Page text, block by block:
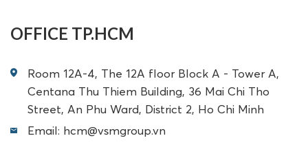
OFFICE TP.HCM
Room 12A-4, The 12A floor Block A - Tower A,
Centana Thu Thiem Building, 36 Mai Chi Tho
Street, An Phu Ward, District 2, Ho Chi Minh
Email: hcm@vsmgroup.vn